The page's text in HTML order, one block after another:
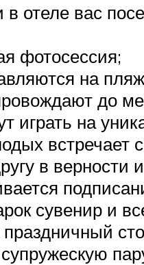
отеле вас
фотосессия;
на
до
играть на
встречает
в
сувенир и